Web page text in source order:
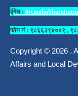
ईमेल :
फोन नं : ९८६६२९४००९ ,
Copyright © 2026 .
Affairs and Local